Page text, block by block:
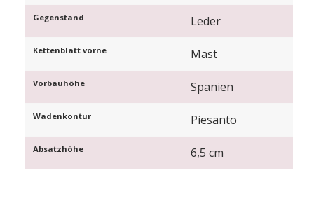
Gegenstand Leder
Kettenblatt vorne Mast
Vorbauhöhe Spanien
Wadenkontur Piesanto
Absatzhöhe 6,5 cm